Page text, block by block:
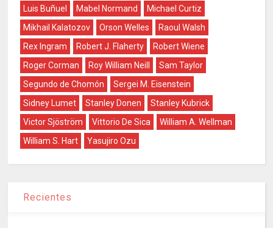
Luis Buñuel
Mabel Normand
Michael Curtiz
Mikhail Kalatozov
Orson Welles
Raoul Walsh
Rex Ingram
Robert J. Flaherty
Robert Wiene
Roger Corman
Roy William Neill
Sam Taylor
Segundo de Chomón
Sergei M. Eisenstein
Sidney Lumet
Stanley Donen
Stanley Kubrick
Victor Sjöström
Vittorio De Sica
William A. Wellman
William S. Hart
Yasujiro Ozu
Recientes